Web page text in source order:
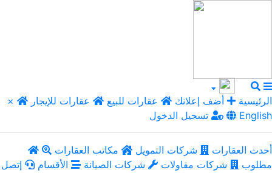
× الرئيسية أضف إعلانك عقارات للبيع
عقارات للإيجار
تسجيل الدخول
English
أحدث العقارات شركات التمويل
مكاتب العقارات
مطلوب
شركات مقاولات شركات الصيانة الأقسام
إتصل